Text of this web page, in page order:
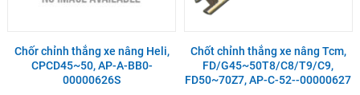
Chốr chỉnh thắng xe nâng Heli,
CPCD45~50, AP-A-BB0-
00000626S
Chốt chỉnh thắng xe nâng Tcm,
FD/G45~50T8/C8/T9/C9,
FD50~70Z7, AP-C-52--00000627